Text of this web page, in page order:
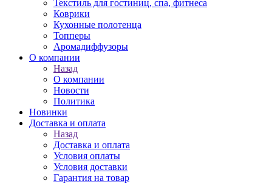
Текстиль для гостиниц, спа, фитнеса
Коврики
Кухонные полотенца
Топперы
Аромадиффузоры
О компании
Назад
О компании
Новости
Политика
Новинки
Доставка и оплата
Назад
Доставка и оплата
Условия оплаты
Условия доставки
Гарантия на товар